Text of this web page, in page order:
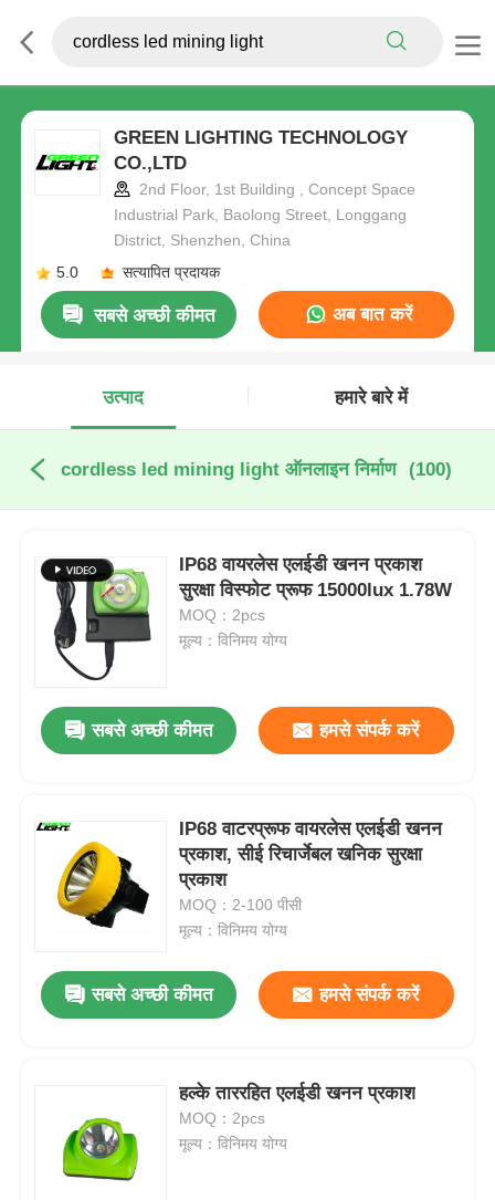
GREEN LIGHTING TECHNOLOGY
CO.,LTD
2nd Floor, 1st Building , Concept Space
Industrial Park, Baolong Street, Longgang
District, Shenzhen, China
5.0
सत्यापित प्रदायक
सबसे अच्छी कीमत अब बात करें
उत्पाद हमारे बारे में
cordless led mining light ऑनलाइन निर्माण (100)
IP68 वायरलेस एलईडी खनन प्रकाश
सुरक्षा विस्फोट प्रूफ 15000lux 1.78W
MOQ：2pcs
मूल्य：विनिमय योग्य
सबसे अच्छी कीमत हमसे संपर्क करें
IP68 वाटरप्रूफ वायरलेस एलईडी खनन
प्रकाश, सीई रिचार्जेबल खनिक सुरक्षा
प्रकाश
MOQ：2-100 पीसी
मूल्य：विनिमय योग्य
सबसे अच्छी कीमत हमसे संपर्क करें
हल्के ताररहित एलईडी खनन प्रकाश
MOQ：2pcs
मूल्य：विनिमय योग्य